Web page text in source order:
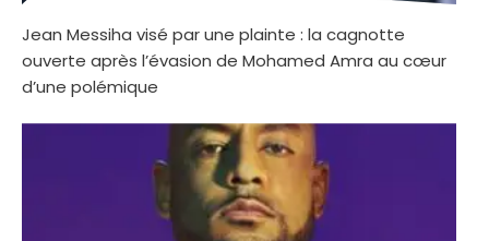
Jean Messiha visé par une plainte : la cagnotte
ouverte après l’évasion de Mohamed Amra au cœur
d’une polémique